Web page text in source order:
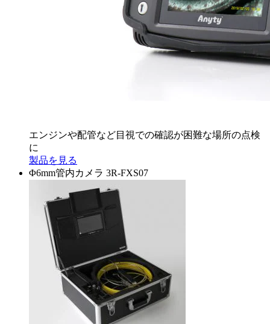
エンジンや配管など目視での確認が困難な場所の点検
に
製品を見る
Φ6mm管内カメラ 3R-FXS07